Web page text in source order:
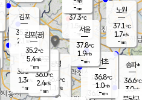
과천
36.0℃
김포
35.7℃
2.1 m/s
mm
광명
36.4 ℃
1.1 m/s
-mm
부천
35.2℃
1.3m/s
-mm
구로
36.0℃
2.4m/s
-mm
은평
37.3℃
1.5 m/s
- mm
노원
37.1℃
1.7m/s
-mm
송파*
36.6℃
3.0m/s
-mm
서초
36.8℃
1.0m/s
-mm
-mm
김포(공)
35.2℃
5.4m/s
-mm
서울
37.8℃
1.9m/s
-mm